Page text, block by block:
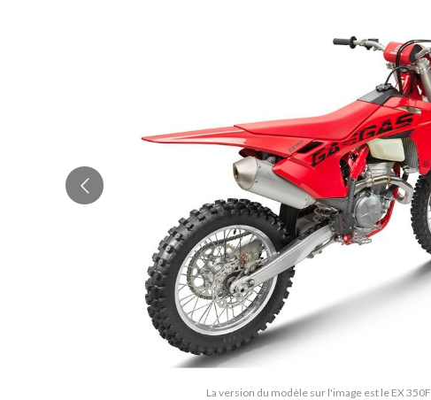
La version du modèle sur l'image est le EX 350F